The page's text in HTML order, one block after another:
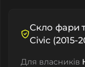
Скло фари
Civic (2015-
Для власників